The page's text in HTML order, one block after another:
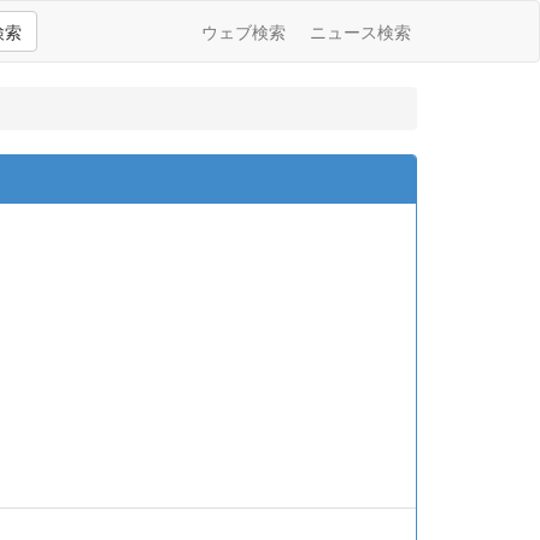
索 ウェブ検索 ニュース検索